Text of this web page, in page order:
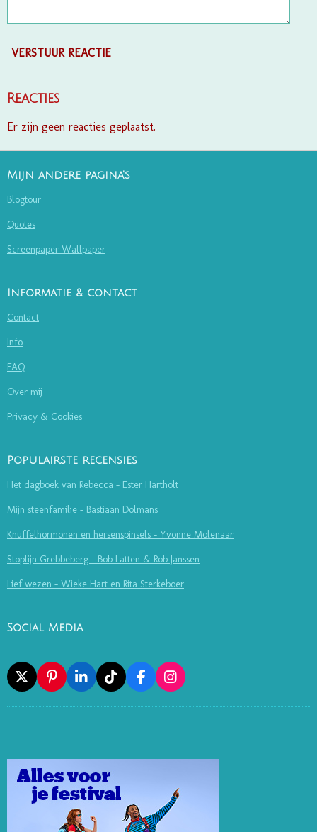
VERSTUUR REACTIE
Reacties
Er zijn geen reacties geplaatst.
Mijn andere pagina's
Blogtour
Quotes
Screenpaper Wallpaper
Informatie & contact
Contact
Info
FAQ
Over mij
Privacy & Cookies
Populairste recensies
Het dagboek van Rebecca - Ester Hartholt
Mijn steenfamilie - Bastiaan Dolmans
Knuffelhormonen en hersenspinsels - Yvonne Molenaar
Stoplijn Grebbeberg - Bob Latten & Rob Janssen
Lief wezen - Wieke Hart en Rita Sterkeboer
Social Media
X
P
I
N
E
S
T
L
I
N
I
N
T
I
K
F
A
C
O
I
N
S
R
M